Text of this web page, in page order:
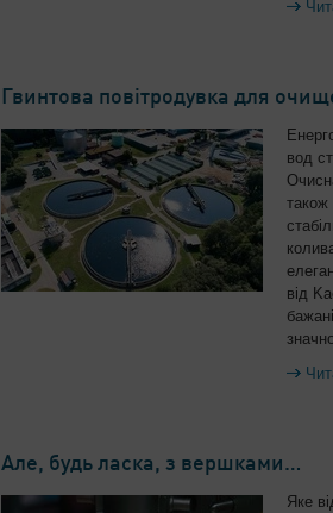
Гвинтова повітродувка для
вод
також
від
Але, будь ласка, з вершками…
Яке